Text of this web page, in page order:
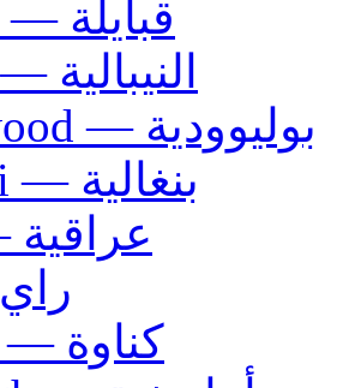
Kabyle — قبايلة
Nepali — النيبالية
Bollywood — بوليوودية
Bengali — بنغالية
Iraqi — عراقية
Rai — راي
Gnawa — كناوة